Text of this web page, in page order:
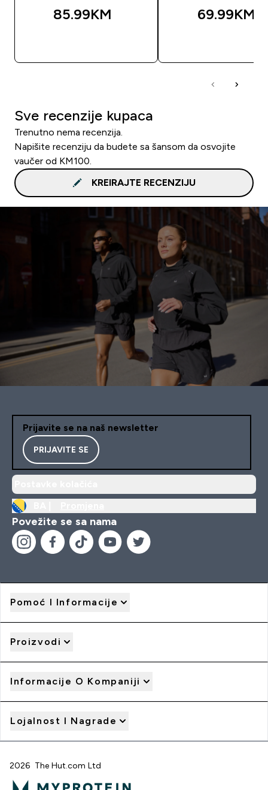
85.99KM‎ 69.99KM‎
Sve recenzije kupaca
Trenutno nema recenzija.
Napišite recenziju da budete sa šansom da osvojite
vaučer od KM100.
KREIRAJTE RECENZIJU
Prijavite se na naš newsletter
PRIJAVITE SE
Povežite se sa nama
Pomoć I Informacije
Proizvodi
Informacije O Kompaniji
Lojalnost I Nagrade
2026 The Hut.com Ltd